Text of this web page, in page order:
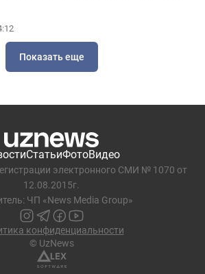
Показать еще
СтатьиФотоВидео
электронного СМИ № 1070 от
12.08.2015г.
ЧП «News Media Group»
конфиденциальности
© UzNews